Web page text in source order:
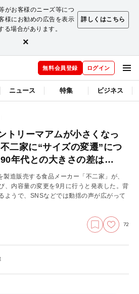
がお客様のニーズ等につ
様にお勧めの広告を表示
場合があります。
詳しくはこちら
×
無料会員登録 ログイン
ニュース 特集 ビジネス
トリーマアムが小さくなっ
二家に“サイズの変遷”につ
年代との大きさの差は…
造販売する食品メーカー「不二家」が、
、内容量の変更を9月に行うと発表した。背
ようで、SNSなどでは動揺の声が広がって
72